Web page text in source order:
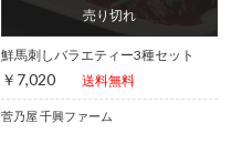
鮮馬刺しバラエティー3種セット
￥7,020 送料無料
菅乃屋 千興ファーム